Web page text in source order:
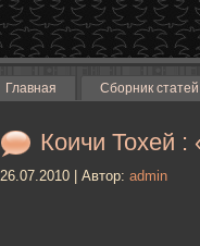
Главная Сборник статей
Коичи Тохей :
26.07.2010 | Автор: admin